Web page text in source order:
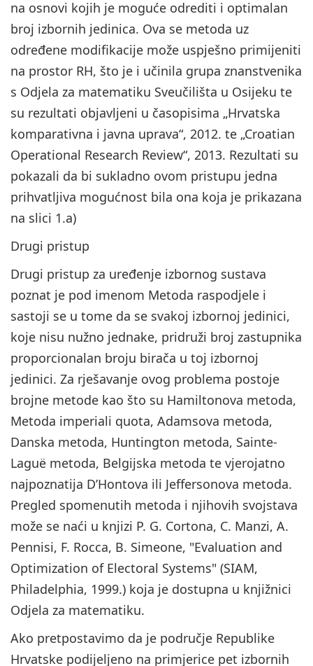
na osnovi kojih je moguće odrediti i optimalan
broj izbornih jedinica. Ova se metoda uz
određene modifikacije može uspješno primijeniti
na prostor RH, što je i učinila grupa znanstvenika
s Odjela za matematiku Sveučilišta u Osijeku te
su rezultati objavljeni u časopisima „Hrvatska
komparativna i javna uprava“, 2012. te „Croatian
Operational Research Review“, 2013. Rezultati su
pokazali da bi sukladno ovom pristupu jedna
prihvatljiva mogućnost bila ona koja je prikazana
na slici 1.a)
Drugi pristup
Drugi pristup za uređenje izbornog sustava
poznat je pod imenom Metoda raspodjele i
sastoji se u tome da se svakoj izbornoj jedinici,
koje nisu nužno jednake, pridruži broj zastupnika
proporcionalan broju birača u toj izbornoj
jedinici. Za rješavanje ovog problema postoje
brojne metode kao što su Hamiltonova metoda,
Metoda imperiali quota, Adamsova metoda,
Danska metoda, Huntington metoda, Sainte-
Laguë metoda, Belgijska metoda te vjerojatno
najpoznatija D’Hontova ili Jeffersonova metoda.
Pregled spomenutih metoda i njihovih svojstava
može se naći u knjizi P. G. Cortona, C. Manzi, A.
Pennisi, F. Rocca, B. Simeone, "Evaluation and
Optimization of Electoral Systems" (SIAM,
Philadelphia, 1999.) koja je dostupna u knjižnici
Odjela za matematiku.
Ako pretpostavimo da je područje Republike
Hrvatske podijeljeno na primjerice pet izbornih